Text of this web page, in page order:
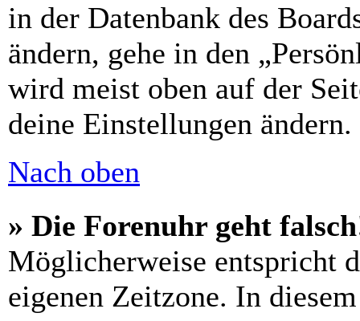
in der Datenbank des
ändern, gehe in den
wird meist oben auf der
deine Einstellungen ändern.
Nach oben
» Die Forenuhr geht
Möglicherweise entspricht
eigenen Zeitzone. In